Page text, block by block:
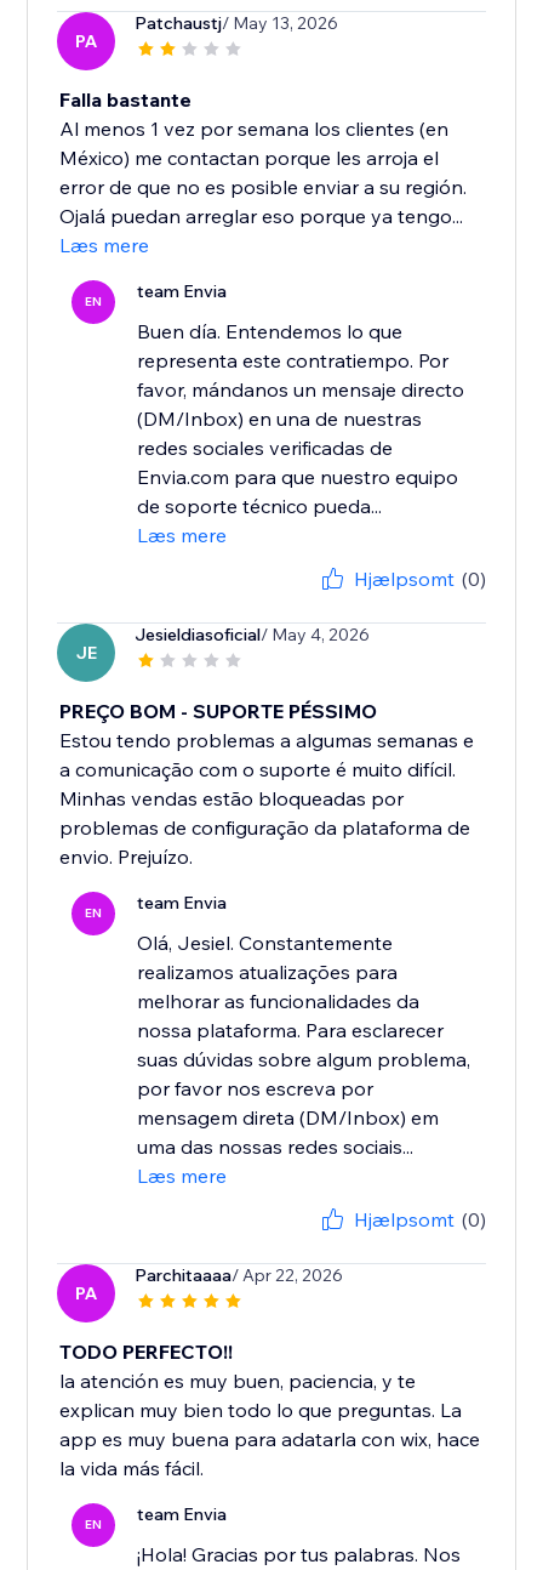
PA
Patchaustj/ May 13, 2026
Falla bastante
Al menos 1 vez por semana los clientes (en
México) me contactan porque les arroja el
error de que no es posible enviar a su región.
Ojalá puedan arreglar eso porque ya tengo...
Læs mere
EN team Envia
Buen día. Entendemos lo que
representa este contratiempo. Por
favor, mándanos un mensaje directo
(DM/Inbox) en una de nuestras
redes sociales verificadas de
Envia.com para que nuestro equipo
de soporte técnico pueda...
Læs mere
Hjælpsomt (0)
JE
Jesieldiasoficial/ May 4, 2026
PREÇO BOM - SUPORTE PÉSSIMO
Estou tendo problemas a algumas semanas e
a comunicação com o suporte é muito difícil.
Minhas vendas estão bloqueadas por
problemas de configuração da plataforma de
envio. Prejuízo.
EN team Envia
Olá, Jesiel. Constantemente
realizamos atualizações para
melhorar as funcionalidades da
nossa plataforma. Para esclarecer
suas dúvidas sobre algum problema,
por favor nos escreva por
mensagem direta (DM/Inbox) em
uma das nossas redes sociais...
Læs mere
Hjælpsomt (0)
PA
Parchitaaaa/ Apr 22, 2026
TODO PERFECTO!!
la atención es muy buen, paciencia, y te
explican muy bien todo lo que preguntas. La
app es muy buena para adatarla con wix, hace
la vida más fácil.
EN team Envia
¡Hola! Gracias por tus palabras. Nos